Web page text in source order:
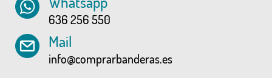
636 256 550
Mail
info@comprarbanderas.es